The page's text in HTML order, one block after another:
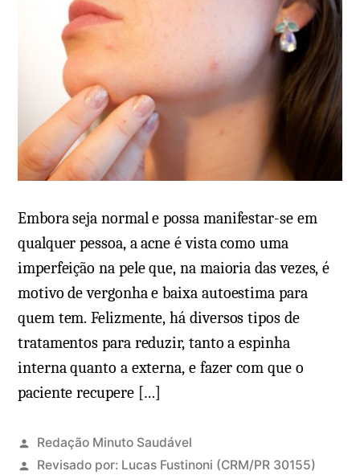
Embora seja normal e possa manifestar-se em
qualquer pessoa, a acne é vista como uma
imperfeição na pele que, na maioria das vezes, é
motivo de vergonha e baixa autoestima para
quem tem. Felizmente, há diversos tipos de
tratamentos para reduzir, tanto a espinha
interna quanto a externa, e fazer com que o
paciente recupere […]
Redação Minuto Saudável
Revisado por: Lucas Fustinoni (CRM/PR 30155)